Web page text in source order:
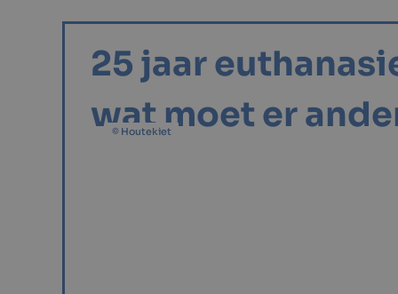
25 jaar
wat moet er
© Houtekiet